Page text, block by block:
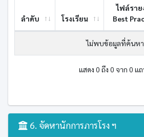
ลำดับ โรงเรียน
ไฟล์ราย
Best
ไม่พบข้อมูลที่ค้นหา
แสดง 0 ถึง 0 จาก 0 แถ
6. จัดหานักการภารโรง ฯ